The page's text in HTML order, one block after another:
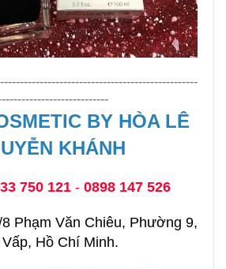
BY HÒA LÊ
KHÁNH
750 121- 0898 147 526
Phạm Văn Chiêu, Phường 9,
Vấp, Hồ Chí Minh.